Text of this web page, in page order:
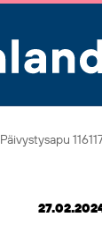
Päivystysapu